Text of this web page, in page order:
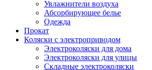
Увлажнители воздуха
Абсорбирующее белье
Одежда
Прокат
Коляски с электроприводом
Электроколяски для дома
Электроколяски для улицы
Складные электроколяски